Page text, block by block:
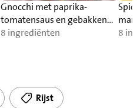
Gnocchi met paprika-
tomatensaus en gebakken
zalm
8 ingrediënten
8
Rijst